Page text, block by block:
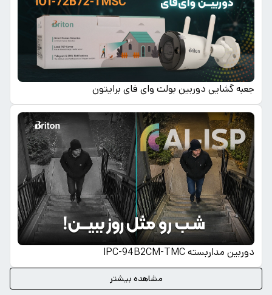
جعبه گشایی دوربین بولت وای فای برایتون
دوربین مداربسته IPC-94B2CM-TMC
مشاهده بیشتر